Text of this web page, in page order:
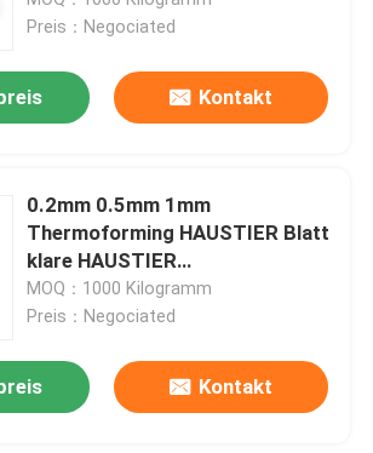
Rolle
Preis：Negociated
Kontakt
0.2mm 0.5mm 1mm
Thermoforming HAUSTIER Blatt
klare HAUSTIER
Kunststoffplatte-Rolle für
Blasen-Herstellung
MOQ：1000 Kilogramm
Preis：Negociated
Kontakt